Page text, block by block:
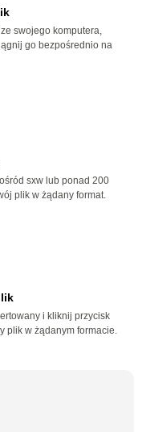
swojego komputera,
go bezpośrednio na
sxw lub ponad 200
plik w żądany format.
i kliknij przycisk
plik w żądanym formacie.